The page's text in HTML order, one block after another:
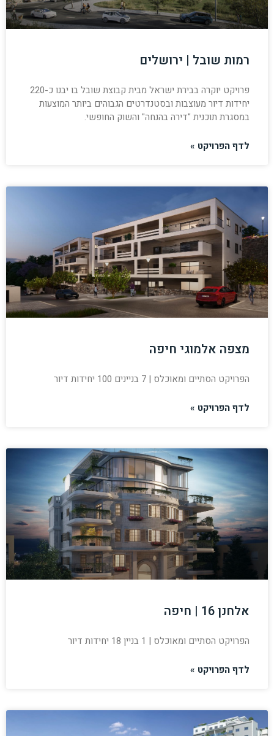
רמות שובל | ירושלים
פרויקט יוקרה בבירת ישראל מבית קבוצת שובל בו יבנו כ-220
יחידות דיור מעוצבות ובסטנדרטים הגבוהים ביותר המוצעות
במסגרת תוכנית "דירה בהנחה" והשוק החופשי.
לדף הפרויקט »
מצפה אלמוגי חיפה
הפרויקט הסתיים ומאוכלס | 7 בניינים 100 יחידות דיור
לדף הפרויקט »
אלחנן 16 | חיפה
הפרויקט הסתיים ומאוכלס | 1 בניין 18 יחידות דיור
לדף הפרויקט »